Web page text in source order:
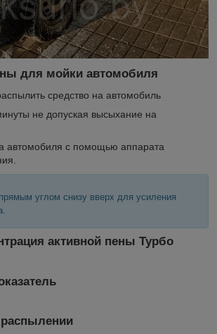
для мойки автомобиля
средство на автомобиль
не допуская высыхание на
автомобиля с помощью аппарата
углом снизу вверх для усиления
активной пены Турбо